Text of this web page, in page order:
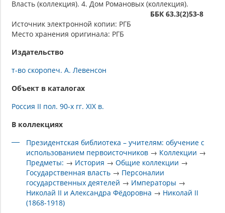
Власть (коллекция). 4. Дом Романовых (коллекция).
ББК 63.3(2)53-8
Источник электронной копии: РГБ
Место хранения оригинала: РГБ
Издательство
т-во скоропеч. А. Левенсон
Объект в каталогах
Россия II пол. 90-х гг. XIX в.
В коллекциях
Президентская библиотека – учителям: обучение с
использованием первоисточников → Коллекции →
Предметы: → История →Общие коллекции →
Государственная власть → Персоналии
государственных деятелей → Императоры →
Николай II и Александра Фёдоровна → Николай II
(1868-1918)